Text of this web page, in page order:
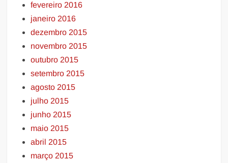
fevereiro 2016
janeiro 2016
dezembro 2015
novembro 2015
outubro 2015
setembro 2015
agosto 2015
julho 2015
junho 2015
maio 2015
abril 2015
março 2015